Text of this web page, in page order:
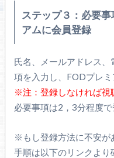
ステップ３：必要
アムに会員登録
氏名、メールアドレス
項を入力し、FODプレミ
※注：登録しなければ視
必要事項は2，3分程度で
※もし登録方法に不安が
手順は以下のリンクより